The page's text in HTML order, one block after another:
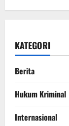
KATEGORI
Berita
Hukum Kriminal
Internasional